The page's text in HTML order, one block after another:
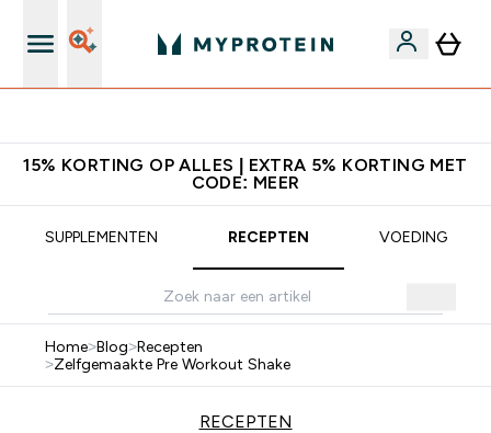
15% KORTING OP ALLES | EXTRA 5% KORTING MET
CODE: MEER
SUPPLEMENTEN RECEPTEN VOEDING
Home>Blog>Recepten
>Zelfgemaakte Pre Workout Shake
RECEPTEN